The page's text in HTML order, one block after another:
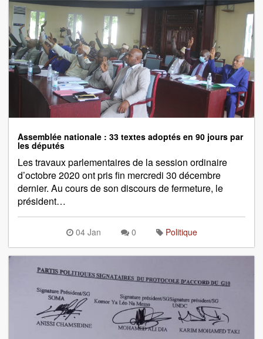
Assemblée nationale : 33 textes adoptés en 90 jours par
les députés
Les travaux parlementaires de la session ordinaire
d’octobre 2020 ont pris fin mercredi 30 décembre
dernier. Au cours de son discours de fermeture, le
président…
04 Jan 0 Politique